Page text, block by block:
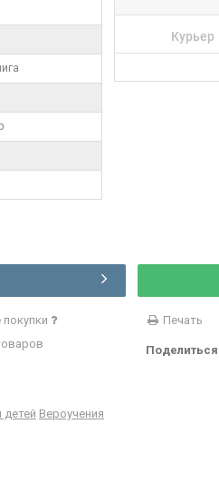
Курьер
Печать
детей Вероучения